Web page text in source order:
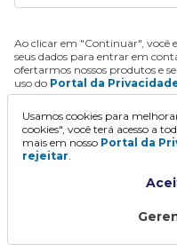
Ao clicar em "Continuar", você
seus dados para entrar em
ofertarmos nossos produtos e
uso do Portal da
Usamos cookies para
cookies", você terá acesso a
mais em nosso Portal da
rejeitar.